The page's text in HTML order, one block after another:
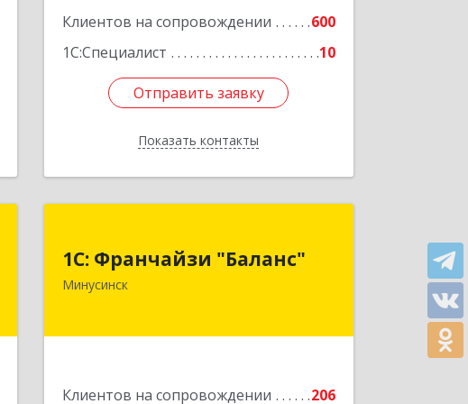
Клиентов на сопровождении
600
1С:Специалист
10
Отправить заявку
Показать контакты
Отправить заявку
Назад
1С: Франчайзи "Баланс"
Минусинск
Клиентов на сопровождении 206
Минусинск г, Абаканская ул, дом №